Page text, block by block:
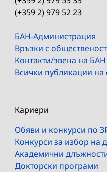
(+359 2) 979 52 23
БАН-Администрация
Връзки с
Контакти/звена на БАН
Всички публикации на
Кариери
Обяви и конкурси по
Конкурси за избор на
Академични
Докторски програми